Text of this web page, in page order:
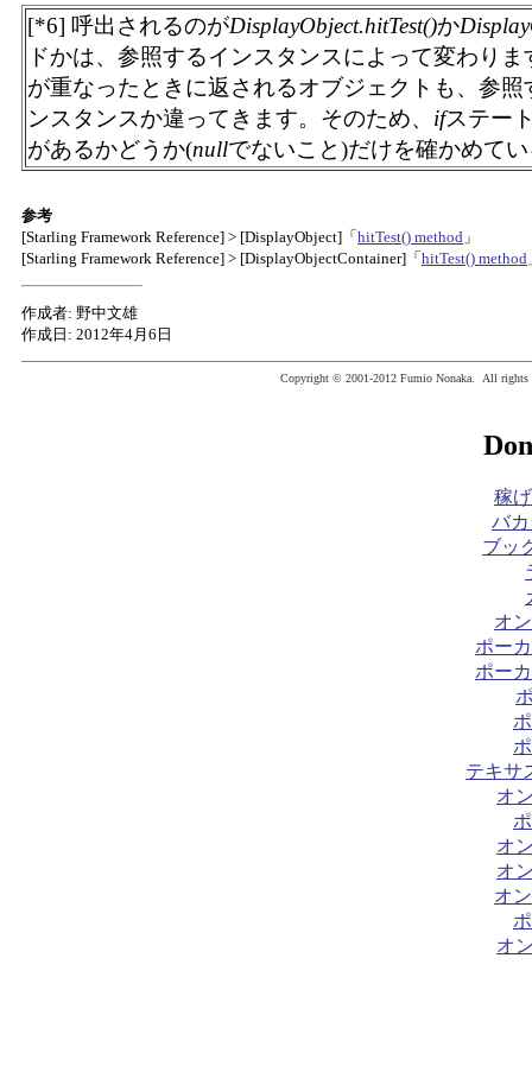
[*6] 呼出されるのがDisplayObject.hitTest()か
ドかは、参照するインスタンスによって変わり
が重なったときに返されるオブジェクトも、参
ンスタンスか違ってきます。そのため、 ifステー
があるかどうか(nullでないこと)だけを確かめて
参考
[Starling Framework Reference] > [DisplayObject]「 hitTest() method 」
[Starling Framework Reference] > [DisplayObjectContainer]「 hitTest() method
作成者: 野中文雄
作成日: 2012年4月6日
Copyright © 2001-2012 Fumio Nonaka. All rights
稼
バ
ブッ
オ
ポー
ポー
テキサ
オ
オ
オ
オ
オ